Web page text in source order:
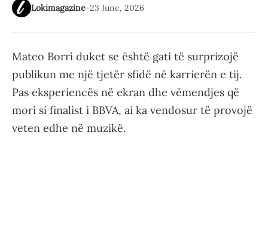
Lokimagazine-23 June, 2026
Mateo Borri duket se është gati të surprizojë
publikun me një tjetër sfidë në karrierën e tij.
Pas eksperiencës në ekran dhe vëmendjes që
mori si finalist i BBVA, ai ka vendosur të provojë
veten edhe në muzikë.